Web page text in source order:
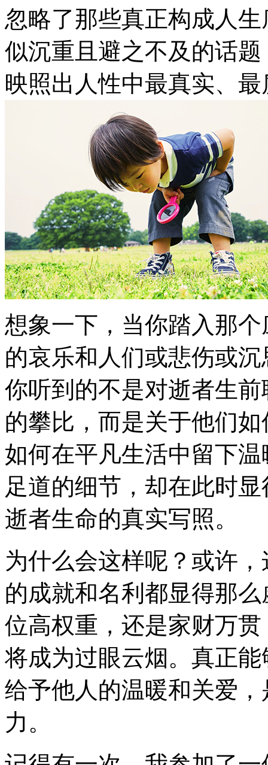
忽略了那些真正构成人
似沉重且避之不及的话
映照出人性中最真实、
想象一下，当你踏入那
的哀乐和人们或悲伤或
你听到的不是对逝者生
的攀比，而是关于他们
如何在平凡生活中留下
足道的细节，却在此时
逝者生命的真实写照。
为什么会这样呢？或许
的成就和名利都显得那
位高权重，还是家财万
将成为过眼云烟。真正
给予他人的温暖和关爱
力。